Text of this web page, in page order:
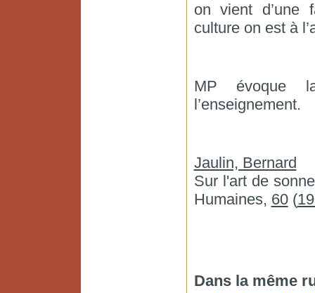
on vient d’une
culture on est à
MP évoque
l’enseignement.
Jaulin, Bernard
Sur l'art de
Humaines, 60(
Dans la même